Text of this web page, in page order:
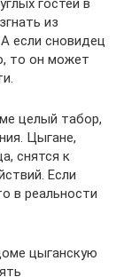
гостей в
из
если сновидец
то он может
целый табор,
Цыгане,
снятся к
Если
в реальности
цыганскую